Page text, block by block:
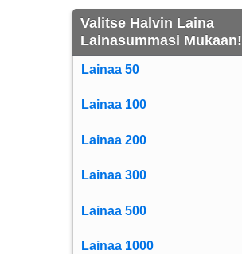
Valitse Halvin Laina
Lainasummasi Mukaan!
Lainaa 50
Lainaa 100
Lainaa 200
Lainaa 300
Lainaa 500
Lainaa 1000